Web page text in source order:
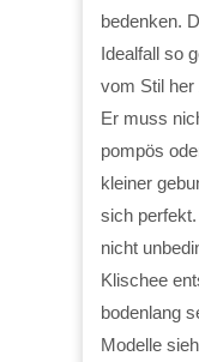
bedenken.
Idealfall so
vom Stil
Er muss
pompös
kleiner
sich
nicht
Klischee
bodenlang
Modelle